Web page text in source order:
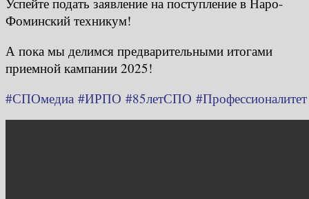
Фоминский техникум!
А пока мы делимся предварительными итогами
приемной кампании 2025!
#СПОмедиа #ИРПО #85летСПО #Профессионалитет